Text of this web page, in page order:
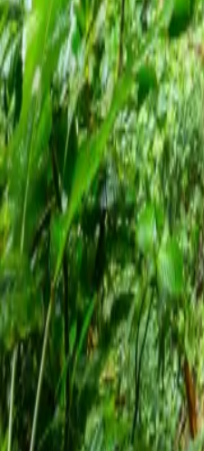
À propos de nous